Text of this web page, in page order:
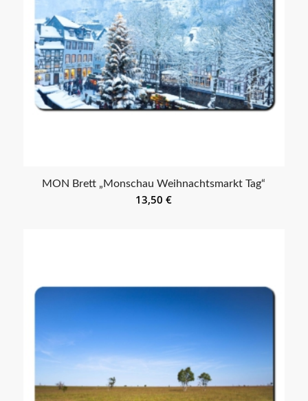
MON Brett „Monschau Weihnachtsmarkt Tag“
13,50€